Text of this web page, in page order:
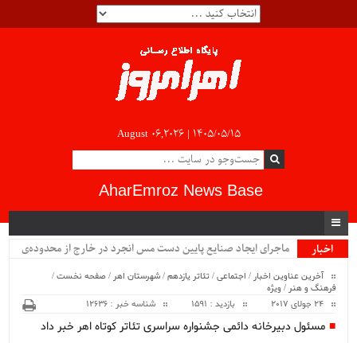
August 06,2026 | ۱۴۰۵/۰۵/۱۵
AharEmroz News Base
اخبار
ماجرای ایجاد صنایع پایین دست مس انجرد در خارج از محدوده‌ی
آخرین عناوین اخبار / اجتماعی/تئاتر یازدهم/شهرستان اهر /صفحه نخست/
فرهنگ و هنر / ویژه
24 جولای 2017
بازدید : 1591 شناسه خبر : 12636
مسئول دبیرخانه دائمی جشنواره سراسری تئاتر کوتاه اهر خبر داد